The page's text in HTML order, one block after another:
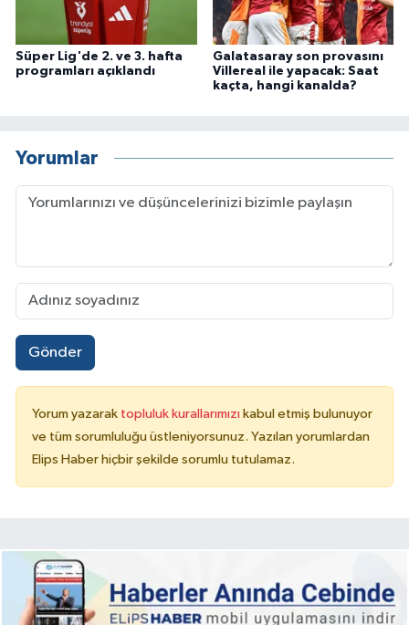
Süper Lig'de 2. ve 3. hafta
programları açıklandı
Galatasaray son provasını
Villereal ile yapacak: Saat
kaçta, hangi kanalda?
Yorumlar
Gönder
Yorum yazarak topluluk kurallarımızı kabul etmiş bulunuyor
ve tüm sorumluluğu üstleniyorsunuz. Yazılan yorumlardan
Elips Haber hiçbir şekilde sorumlu tutulamaz.